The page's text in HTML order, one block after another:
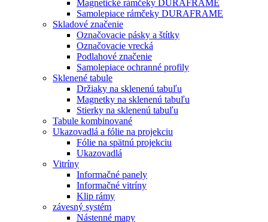
Magnetické rámčeky DURAFRAME
Samolepiace rámčeky DURAFRAME
Skladové značenie
Označovacie pásky a štítky
Označovacie vrecká
Podlahové značenie
Samolepiace ochranné profily
Sklenené tabule
Držiaky na sklenenú tabuľu
Magnetky na sklenenú tabuľu
Stierky na sklenenú tabuľu
Tabule kombinované
Ukazovadlá a fólie na projekciu
Fólie na spätnú projekciu
Ukazovadlá
Vitríny
Informačné panely
Informačné vitríny
Klip rámy
závesný systém
Nástenné mapy